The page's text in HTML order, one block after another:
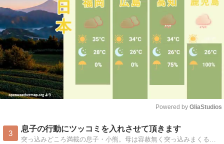
Powered by GliaStudios
3
息子の行動にツッコミを入れさせて頂きます
突っ込みどころ満載の息子・小熊。母は容赦無く突っ込みまくるわよ！